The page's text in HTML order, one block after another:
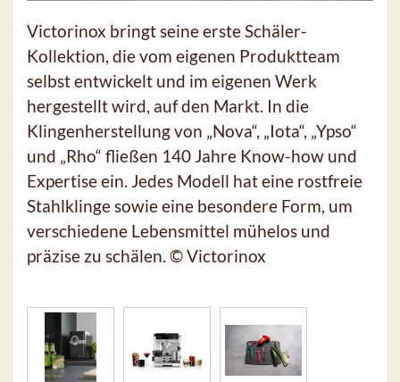
Victorinox bringt seine erste Schäler-
Kollektion, die vom eigenen Produktteam
selbst entwickelt und im eigenen Werk
hergestellt wird, auf den Markt. In die
Klingenherstellung von „Nova“, „Iota“, „Ypso“
und „Rho“ fließen 140 Jahre Know-how und
Expertise ein. Jedes Modell hat eine rostfreie
Stahlklinge sowie eine besondere Form, um
verschiedene Lebensmittel mühelos und
präzise zu schälen. © Victorinox